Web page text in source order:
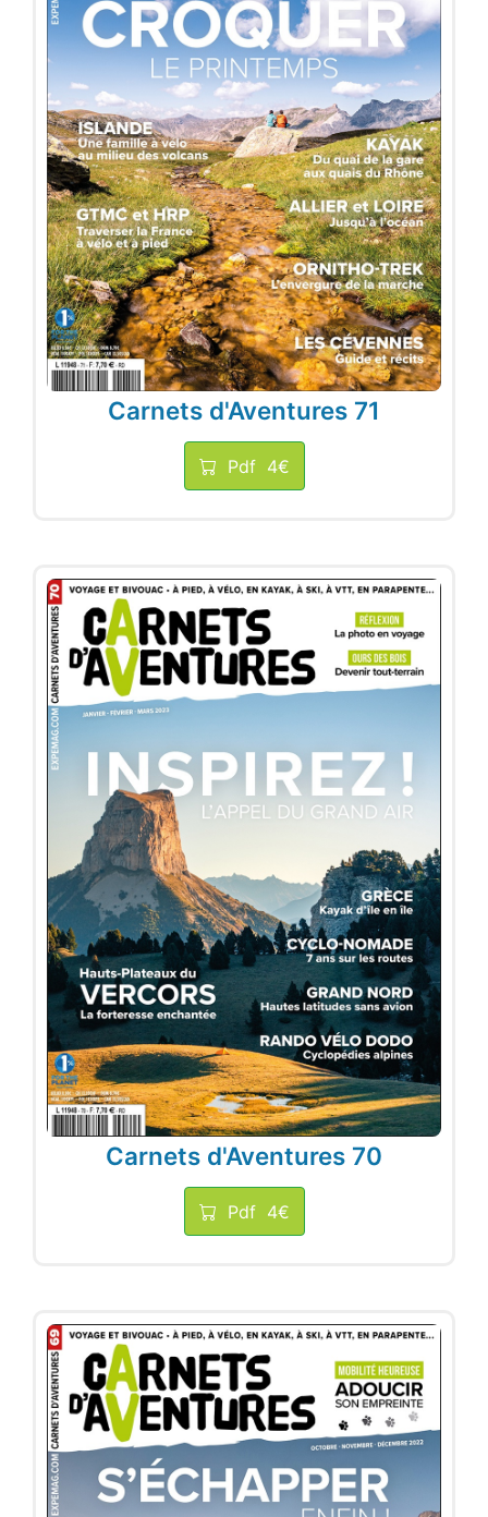
Carnets d'Aventures 71
Pdf 4€
Carnets d'Aventures 70
Pdf 4€